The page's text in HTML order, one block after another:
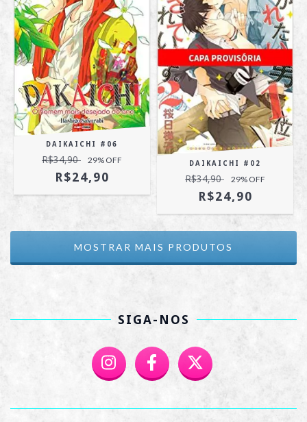
DAIKAICHI #06
R$34,90 29% OFF
R$24,90
DAIKAICHI #02
R$34,90 29% OFF
R$24,90
MOSTRAR MAIS PRODUTOS
SIGA-NOS